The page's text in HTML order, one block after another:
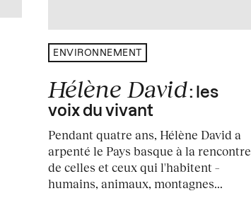
ENVIRONNEMENT
Hélène David: les
voix du vivant
Pendant quatre ans, Hélène David a
arpenté le Pays basque à la rencontre
de celles et ceux qui l'habitent –
humains, animaux, montagnes...